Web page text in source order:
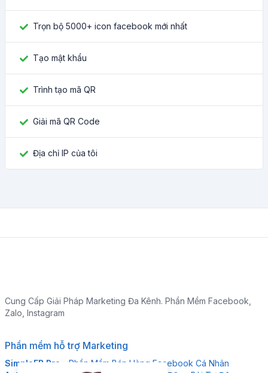
Trọn bộ 5000+ icon facebook mới nhất
Tạo mật khẩu
Trình tạo mã QR
Giải mã QR Code
Địa chỉ IP của tôi
Cung Cấp Giải Pháp Marketing Đa Kênh. Phần Mềm Facebook,
Zalo, Instagram
Phần mềm hỗ trợ Marketing
SimpleFB Pro
- Phần Mềm Bán Hàng Facebook Cá Nhân